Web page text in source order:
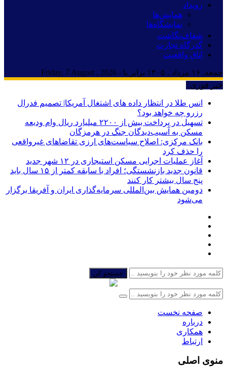
رویداد
همایش‌ها
نمایشگاه‌ها
شفاف‌نگاشت
گذرگاه تجارت
اتاق واقعیت
جمعه, ۱۶ مرداد , ۱۴۰۵ برابر با - Friday, 7 August , 2026
خبر فوری :
انس طلا در انتظار داده های اشتغال آمریکا| تصمیم فدرال
رزرو چه خواهد بود؟
تسهیل در پرداخت بیش از ۲۲۰۰ میلیارد ریال وام ودیعه
مسکن به آسیب‌دیدگان جنگ در هرمزگان
بانک مرکزی: اصلاح سیاست‌های ارزی تقاضاهای غیرواقعی
را حذف کرد
آغاز عملیات اجرایی مسکن استیجاری در ۱۲ شهر جدید
قانون جدید بازنشستگی؛ افراد با سابقه کمتر از ۱۵ سال باید
پنج سال بیشتر کار کنند
دومین همایش بین‌المللی سرمایه‌گذاری ایران و آفریقا برگزار
می‌شود
جستجو کن
صفحه نخست
درباره
همکاری
ارتباط
منوی اصلی